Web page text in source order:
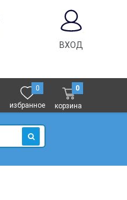
ВХОД
0
избранное
0
корзина
ИСКАТЬ